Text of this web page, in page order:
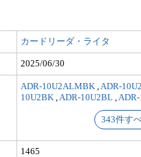
カードリーダ・ライタ
2025/06/30
ADR-10U2ALMBK ADR-
10U2BK
ADR-10U2BL
343件す
1465